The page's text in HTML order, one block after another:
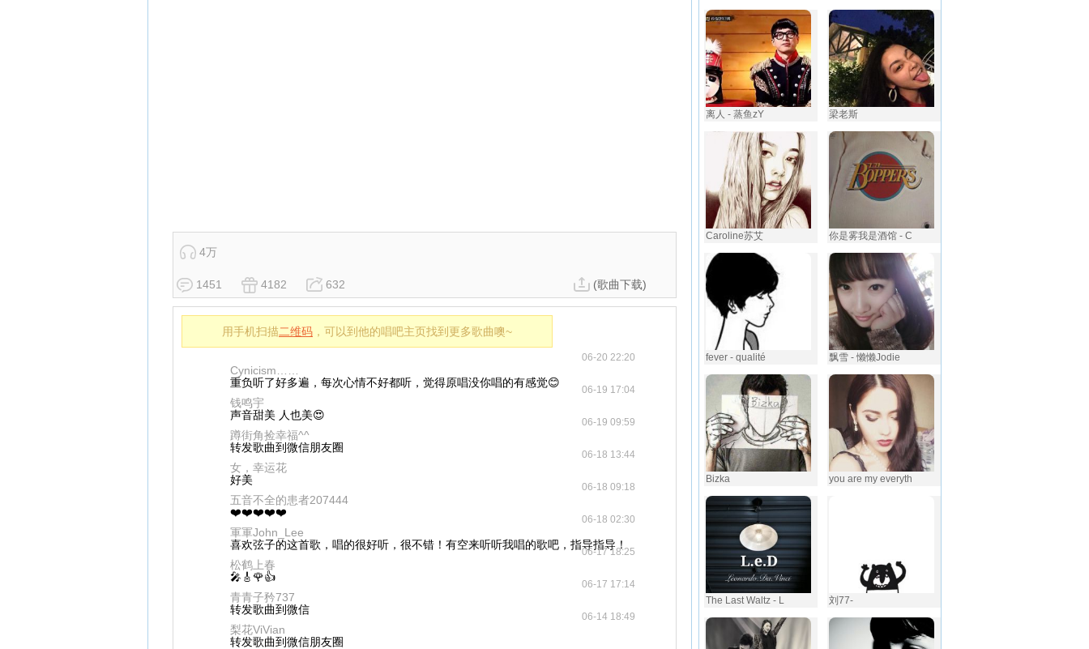
4万
1451 4182 632 (歌曲下载)
用手机扫描二维码 ，可以到他的唱吧主页找到更多歌曲噢~
Cynicism……
06-20 22:20
重负听了好多遍，每次心情不好都听，觉得原唱没你唱的有感觉😊
钱鸣宇
06-19 17:04
声音甜美 人也美😍
蹲街角捡幸福^^
06-19 09:59
转发歌曲到微信朋友圈
女，幸运花
06-18 13:44
好美
五音不全的患者207444
06-18 09:18
❤️❤️❤️❤️❤️
軍軍John_Lee
06-18 02:30
喜欢弦子的这首歌，唱的很好听，很不错！有空来听听我唱的歌吧，指导指导！
松鹤上春
06-17 18:25
🎤🎸🌹👍
青青子矜737
06-17 17:14
转发歌曲到微信
梨花ViVian
06-14 18:49
转发歌曲到微信朋友圈
离人 - 蒸鱼zY 梁老斯
Caroline苏艾 你是雾我是酒馆 - C
fever - qualité 飘雪 - 懒懒Jodie
Bizka you are my everyth
The Last Waltz - L 刘77-